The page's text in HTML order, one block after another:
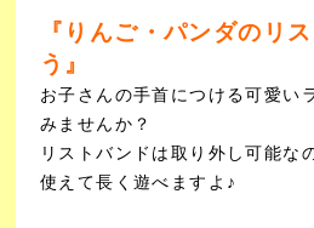
『りんご・パンダのリ
う』
お子さんの手首につける可愛い
みませんか？
リストバンドは取り外し可能な
使えて長く遊べますよ♪